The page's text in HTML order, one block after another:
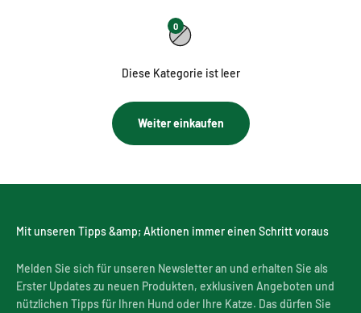
0
Diese Kategorie ist leer
Weiter einkaufen
Mit unseren Tipps &amp; Aktionen immer einen Schritt voraus
Melden Sie sich für unseren Newsletter an und erhalten Sie als
Erster Updates zu neuen Produkten, exklusiven Angeboten und
nützlichen Tipps für Ihren Hund oder Ihre Katze. Das dürfen Sie